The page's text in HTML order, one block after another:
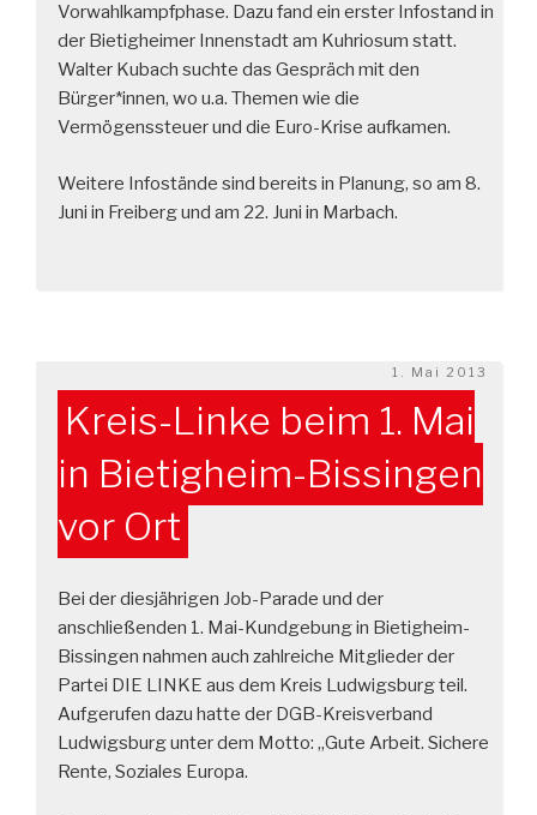
Vorwahlkampfphase. Dazu fand ein erster Infostand in
der Bietigheimer Innenstadt am Kuhriosum statt.
Walter Kubach suchte das Gespräch mit den
Bürger*innen, wo u.a. Themen wie die
Vermögenssteuer und die Euro-Krise aufkamen.
Weitere Infostände sind bereits in Planung, so am 8.
Juni in Freiberg und am 22. Juni in Marbach.
Veröffentlicht
am
1. Mai 2013
Kreis-Linke beim 1. Mai
in Bietigheim-Bissingen
vor Ort
Bei der diesjährigen Job-Parade und der
anschließenden 1. Mai-Kundgebung in Bietigheim-
Bissingen nahmen auch zahlreiche Mitglieder der
Partei DIE LINKE aus dem Kreis Ludwigsburg teil.
Aufgerufen dazu hatte der DGB-Kreisverband
Ludwigsburg unter dem Motto: „Gute Arbeit. Sichere
Rente, Soziales Europa.